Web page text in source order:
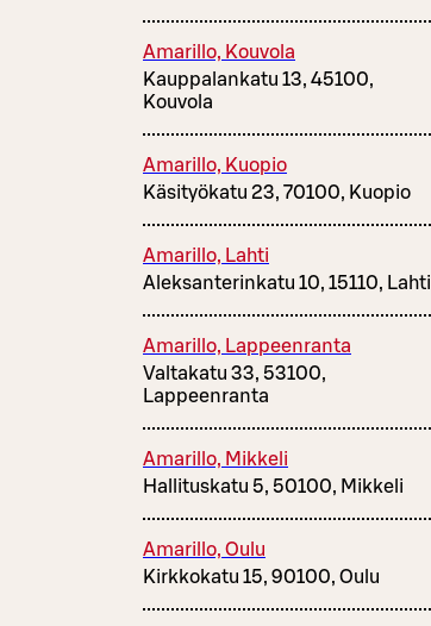
Amarillo, Kouvola
Kauppalankatu 13, 45100,
Kouvola
Amarillo, Kuopio
Käsityökatu 23, 70100, Kuopio
Amarillo, Lahti
Aleksanterinkatu 10, 15110, Lahti
Amarillo, Lappeenranta
Valtakatu 33, 53100,
Lappeenranta
Amarillo, Mikkeli
Hallituskatu 5, 50100, Mikkeli
Amarillo, Oulu
Kirkkokatu 15, 90100, Oulu